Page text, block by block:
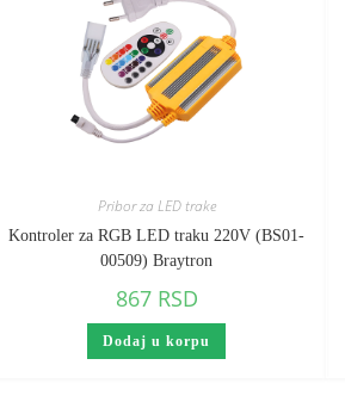
Pribor za LED trake
Kontroler za RGB LED traku 220V (BS01-
00509) Braytron
867 RSD
Dodaj u korpu